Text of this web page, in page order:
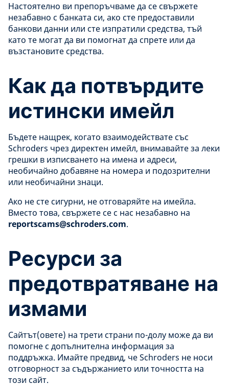
Настоятелно ви препоръчваме да се свържете
незабавно с банката си, ако сте предоставили
банкови данни или сте изпратили средства, тъй
като те могат да ви помогнат да спрете или да
възстановите средства.
Как да потвърдите
истински имейл
Бъдете нащрек, когато взаимодействате със
Schroders чрез директен имейл, внимавайте за леки
грешки в изписването на имена и адреси,
необичайно добавяне на номера и подозрителни
или необичайни знаци.
Ако не сте сигурни, не отговаряйте на имейла.
Вместо това, свържете се с нас незабавно на
reportscams@schroders.com.
Ресурси за
предотвратяване на
измами
Сайтът(овете) на трети страни по-долу може да ви
помогне с допълнителна информация за
поддръжка. Имайте предвид, че Schroders не носи
отговорност за съдържанието или точността на
този сайт.